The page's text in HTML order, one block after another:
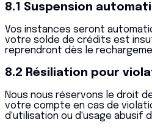
8.1 Suspension
Vos instances seront
votre solde de crédits est
reprendront dès le
8.2 Résiliation pour
Nous nous réservons le droit
votre compte en cas de
d'utilisation ou d'usage abusif